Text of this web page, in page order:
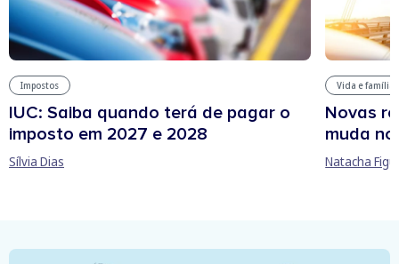
Impostos
IUC: Saiba quando terá de pagar o
imposto em 2027 e 2028
Sílvia Dias
Vida e família
Novas
muda
Natacha